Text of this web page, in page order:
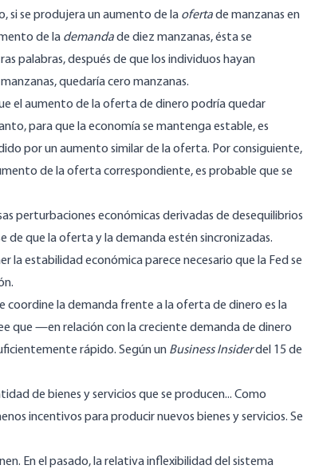
si se produjera un aumento de la ofertade manzanas en
de la demandade diez manzanas, ésta se
palabras, después de que los individuos hayan
quedaría cero manzanas.
el aumento de la oferta de dinero podría quedar
para que la economía se mantenga estable, es
por un aumento similar de la oferta. Por consiguiente,
de la oferta correspondiente, es probable que se
perturbaciones económicas derivadas de desequilibrios
de que la oferta y la demanda estén sincronizadas.
la estabilidad económica parece necesario que la Fed se
coordine la demanda frente a la oferta de dinero es la
que —en relación con la creciente demanda de dinero
rápido. Según un Business Insiderdel 15 de
de bienes y servicios que se producen... Como
incentivos para producir nuevos bienes y servicios. Se
En el pasado, la relativa inflexibilidad del sistema